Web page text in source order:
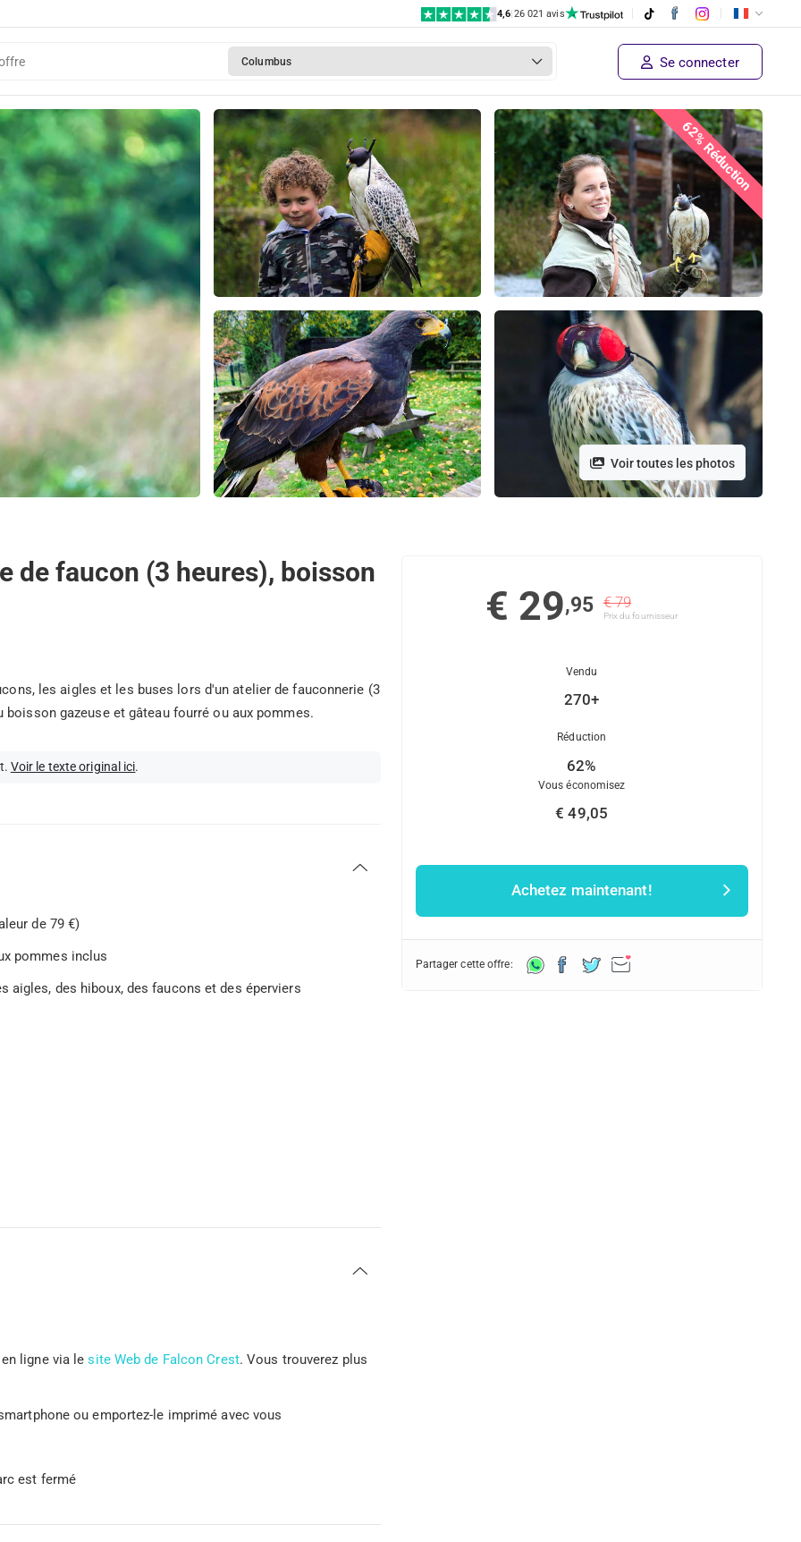
4,6|26 021 avis
Columbus Se connecter
62% Réduction
Voir toutes les photos
de faucon (3 heures), boisson
les aigles et les buses lors d'un atelier de fauconnerie (3
boisson gazeuse et gâteau fourré ou aux pommes.
Voir le texte original ici.
de 79 €)
pommes inclus
aigles, des hiboux, des faucons et des éperviers
ligne via lesite Web de Falcon Crest. Vous trouverez plus
ou emportez-le imprimé avec vous
est fermé
€ 29,95 € 79
Prix ​​du fournisseur
Vendu
270+
Réduction
62%
Vous économisez
€ 49,05
Achetez maintenant!
Partager cette offre: